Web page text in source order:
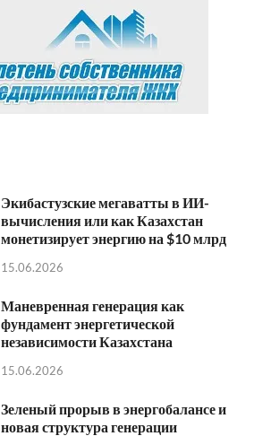
Экибастузские мегаватты в ИИ-
вычисления или как Казахстан
монетизирует энергию на $10 млрд
15.06.2026
Маневренная генерация как
фундамент энергетической
независимости Казахстана
15.06.2026
Зеленый прорыв в энергобалансе и
новая структура генерации